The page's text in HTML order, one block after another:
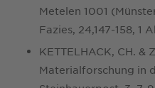
Metelen 1001
Fazies, 24,147-158, 1
KETTELHACK, CH. &
Materialforschung in